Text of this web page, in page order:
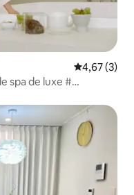
Évaluation
4,67 (3)
spa de luxe #